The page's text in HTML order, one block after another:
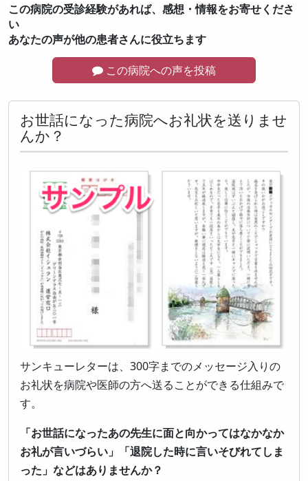
この病院の受診経験があれば、感想・情報をお寄せくださ
い
あなたの声が他の患者さんに役立ちます
この病院への声を投稿
お世話になった病院へお礼状を送りませ
んか？
サンキューレターは、300字までのメッセージ入りの
お礼状を病院や医師の方へ送ることができる仕組みで
す。
「お世話になったあの先生に面と向かってはなかなか
お礼が言いづらい」「退院した時に言いそびれてしま
った」などはありませんか？